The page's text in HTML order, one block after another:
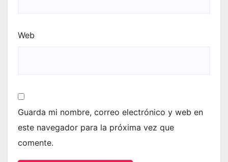
Web
Guarda mi nombre, correo electrónico y web en
este navegador para la próxima vez que
comente.